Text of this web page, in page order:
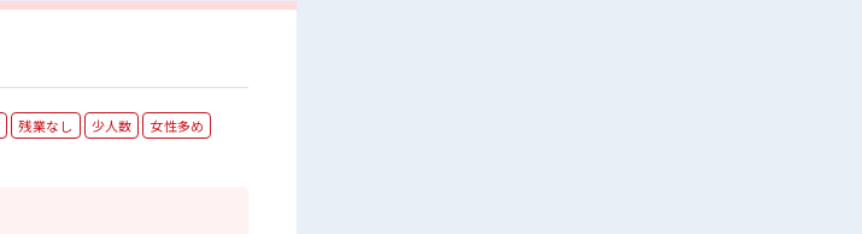
残業なし 少人数
女性多め